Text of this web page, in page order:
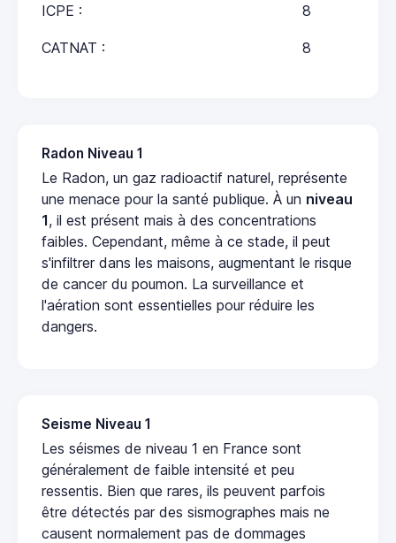
ICPE : 8
CATNAT : 8
Radon Niveau 1
Le Radon, un gaz radioactif naturel, représente
une menace pour la santé publique. À un niveau
1, il est présent mais à des concentrations
faibles. Cependant, même à ce stade, il peut
s'infiltrer dans les maisons, augmentant le risque
de cancer du poumon. La surveillance et
l'aération sont essentielles pour réduire les
dangers.
Seisme Niveau 1
Les séismes de niveau 1 en France sont
généralement de faible intensité et peu
ressentis. Bien que rares, ils peuvent parfois
être détectés par des sismographes mais ne
causent normalement pas de dommages